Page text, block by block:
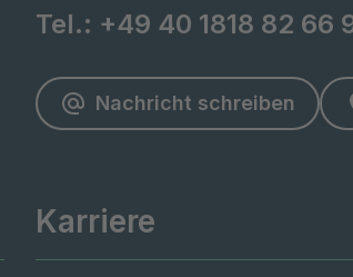
Tel.: +49 40 1818 82 66
Nachricht schreiben
Karriere